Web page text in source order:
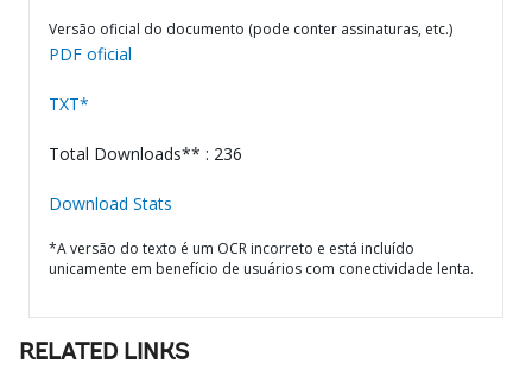
Versão oficial do documento (pode conter assinaturas, etc.)
PDF oficial
TXT*
Total Downloads** : 236
Download Stats
*A versão do texto é um OCR incorreto e está incluído
unicamente em benefício de usuários com conectividade lenta.
RELATED LINKS